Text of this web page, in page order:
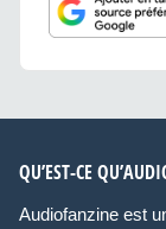
QU’EST-CE
Audiofanzine est